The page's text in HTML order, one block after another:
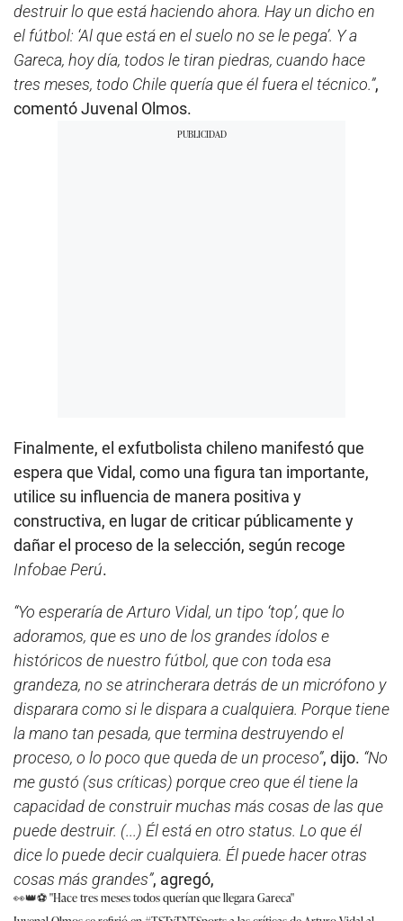
destruir lo que está haciendo ahora. Hay un dicho en
el fútbol: ‘Al que está en el suelo no se le pega’. Y a
Gareca, hoy día, todos le tiran piedras, cuando hace
tres meses, todo Chile quería que él fuera el técnico.”,
comentó Juvenal Olmos.
Finalmente, el exfutbolista chileno manifestó que
espera que Vidal, como una figura tan importante,
utilice su influencia de manera positiva y
constructiva, en lugar de criticar públicamente y
dañar el proceso de la selección, según recoge
Infobae Perú.
“Yo esperaría de Arturo Vidal, un tipo ‘top’, que lo
adoramos, que es uno de los grandes ídolos e
históricos de nuestro fútbol, que con toda esa
grandeza, no se atrincherara detrás de un micrófono y
disparara como si le dispara a cualquiera. Porque tiene
la mano tan pesada, que termina destruyendo el
proceso, o lo poco que queda de un proceso”, dijo. “No
me gustó (sus críticas) porque creo que él tiene la
capacidad de construir muchas más cosas de las que
puede destruir. (...) Él está en otro status. Lo que él
dice lo puede decir cualquiera. Él puede hacer otras
cosas más grandes”, agregó,
👀👑⚽ "Hace tres meses todos querían que llegara Gareca"